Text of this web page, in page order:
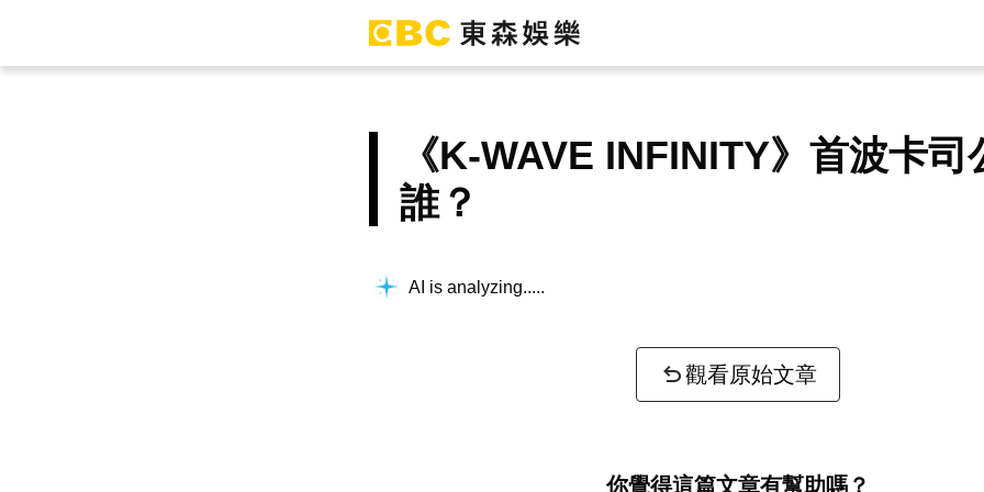
《K-WAVE INFINITY》首波卡司
誰？
AI is analyzing...
觀看原始文章
你覺得這篇文章有幫助嗎？